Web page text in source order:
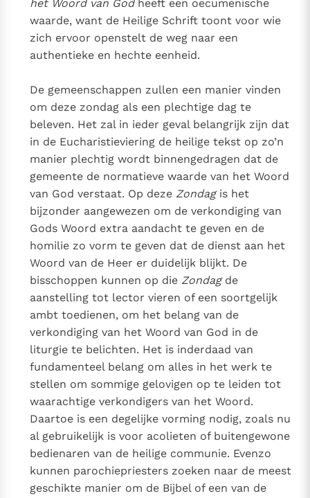
het Woord van Godheeft een oecumenische
waarde, want de Heilige Schrift toont voor wie
zich ervoor openstelt de weg naar een
authentieke en hechte eenheid.
De gemeenschappen zullen een manier vinden
om deze zondag als een plechtige dag te
beleven. Het zal in ieder geval belangrijk zijn dat
in de Eucharistieviering de heilige tekst op zo’n
manier plechtig wordt binnengedragen dat de
gemeente de normatieve waarde van het Woord
van God verstaat. Op deze Zondagis het
bijzonder aangewezen om de verkondiging van
Gods Woord extra aandacht te geven en de
homilie zo vorm te geven dat de dienst aan het
Woord van de Heer er duidelijk blijkt. De
bisschoppen kunnen op die Zondagde
aanstelling tot lector vieren of een soortgelijk
ambt toedienen, om het belang van de
verkondiging van het Woord van God in de
liturgie te belichten. Het is inderdaad van
fundamenteel belang om alles in het werk te
stellen om sommige gelovigen op te leiden tot
waarachtige verkondigers van het Woord.
Daartoe is een degelijke vorming nodig, zoals nu
al gebruikelijk is voor acolieten of buitengewone
bedienaren van de heilige communie. Evenzo
kunnen parochiepriesters zoeken naar de meest
geschikte manier om de Bijbel of een van de